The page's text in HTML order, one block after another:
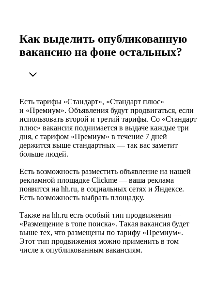
Как выделить опубликованную
вакансию на фоне остальных?
Есть тарифы «Стандарт», «Стандарт плюс»
и «Премиум». Объявления будут продвигаться, если
использовать второй и третий тарифы. Со «Стандарт
плюс» вакансия поднимается в выдаче каждые три
дня, с тарифом «Премиум» в течение 7 дней
держится выше стандартных — так вас заметит
больше людей.
Есть возможность разместить объявление на нашей
рекламной площадке Clickme — ваша реклама
появится на hh.ru, в социальных сетях и Яндексе.
Есть возможность выбрать площадку.
Также на hh.ru есть особый тип продвижения —
«Размещение в топе поиска». Такая вакансия будет
выше тех, что размещены по тарифу «Премиум».
Этот тип продвижения можно применить в том
числе к опубликованным вакансиям.